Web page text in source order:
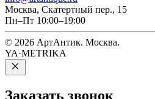
Москва, Скатертный пер., 15
Пн–Пт 10:00–19:00
© 2026 АртАнтик. Москва.
YA·METRIKA
Заказать звонок